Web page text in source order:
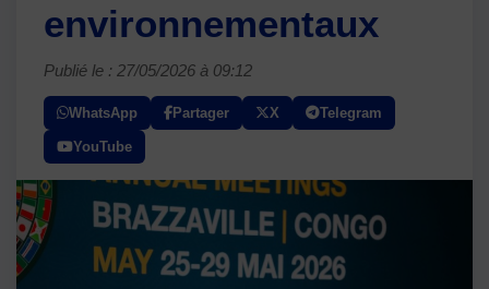
environnementaux
Publié le : 27/05/2026 à 09:12
WhatsApp Partager X Telegram
YouTube